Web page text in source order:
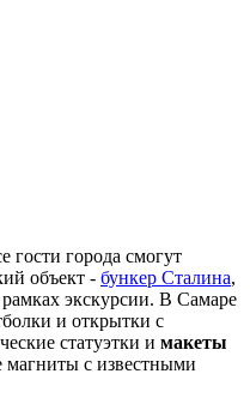
гости города смогут
объект - бункер Сталина,
экскурсии. В Самаре
и открытки с
статуэтки и макеты
магниты с известными